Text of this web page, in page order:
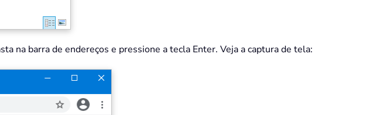
na barra de endereços e pressione a tecla Enter. Veja a captura de tela: